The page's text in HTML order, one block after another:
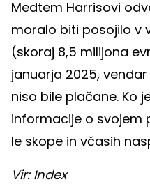
Medtem Harrisovi
moralo biti posojilo v
(skoraj 8,5 milijona
januarja 2025,
niso bile plačane. Ko
informacije o svojem
le skope in včasih
Vir: Index